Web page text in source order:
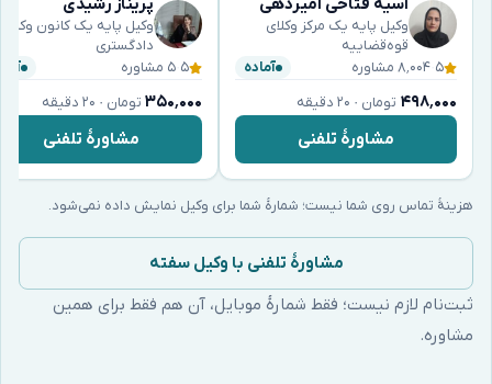
آسیه فتاحی امیردهی
وکیل پایه یک مرکز وکلای
قوه‌قضاییه
۵ ۸٬۰۰۴ مشاوره آماده
۴۹۸٬۰۰۰ تومان · ۲۰ دقیقه
مشاورهٔ تلفنی
پریناز رشیدی
وکیل پایه یک کانون وکلای
دادگستری
۵ ۵ مشاوره
۳۵۰٬۰۰۰ تومان · ۲۰ دقیقه
مشاورهٔ تلفنی
هزینهٔ تماس روی شما نیست؛ شمارهٔ شما برای وکیل نمایش داده نمی‌شود.
مشاورهٔ تلفنی با وکیل سفته
ثبت‌نام لازم نیست؛ فقط شمارهٔ موبایل، آن هم فقط برای همین
مشاوره.